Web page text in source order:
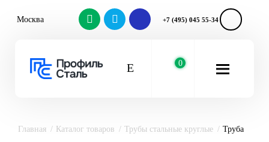
Москва +7 (495) 045 55-34
0
Главная Каталог товаров Трубы стальные круглые
Труба